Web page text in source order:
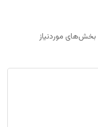
بخش‌های موردنیاز